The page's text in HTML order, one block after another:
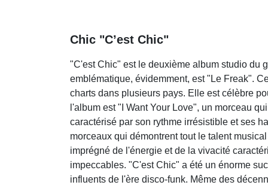
Chic "C’est Chic"
"C'est Chic" est le deuxième album studio du
emblématique, évidemment, est "Le Freak".
charts dans plusieurs pays. Elle est célèbre
l'album est "I Want Your Love", un morceau
caractérisé par son rythme irrésistible et ses
morceaux qui démontrent tout le talent
imprégné de l'énergie et de la vivacité
impeccables. "C'est Chic" a été un énorme
influents de l'ère disco-funk. Même des